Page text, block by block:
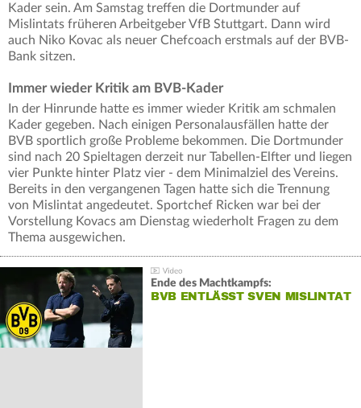
Kader sein. Am Samstag treffen die Dortmunder auf
Mislintats früheren Arbeitgeber VfB Stuttgart. Dann wird
auch Niko Kovac als neuer Chefcoach erstmals auf der BVB-
Bank sitzen.
Immer wieder Kritik am BVB-Kader
In der Hinrunde hatte es immer wieder Kritik am schmalen
Kader gegeben. Nach einigen Personalausfällen hatte der
BVB sportlich große Probleme bekommen. Die Dortmunder
sind nach 20 Spieltagen derzeit nur Tabellen-Elfter und liegen
vier Punkte hinter Platz vier - dem Minimalziel des Vereins.
Bereits in den vergangenen Tagen hatte sich die Trennung
von Mislintat angedeutet. Sportchef Ricken war bei der
Vorstellung Kovacs am Dienstag wiederholt Fragen zu dem
Thema ausgewichen.
Ende des Machtkampfs:
BVB ENTLÄSST SVEN MISLINTAT